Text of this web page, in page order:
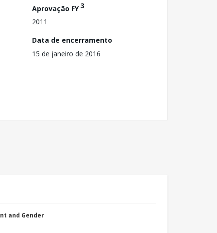
Aprovação FY3
2011
Data de encerramento
15 de janeiro de 2016
and Gender